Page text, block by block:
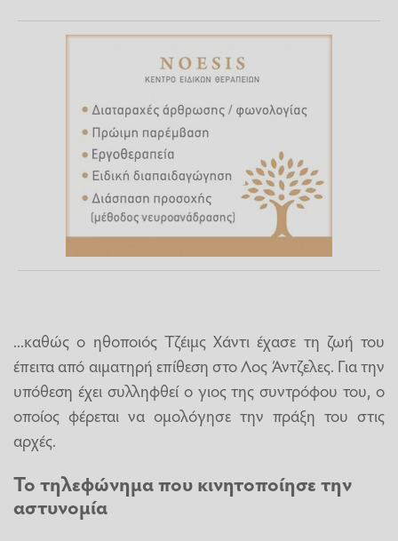
...καθώς ο ηθοποιός Τζέιμς Χάντι έχασε τη ζωή του
έπειτα από αιματηρή επίθεση στο Λος Άντζελες. Για την
υπόθεση έχει συλληφθεί ο γιος της συντρόφου του, ο
οποίος φέρεται να ομολόγησε την πράξη του στις
αρχές.
Το τηλεφώνημα που κινητοποίησε την
αστυνομία